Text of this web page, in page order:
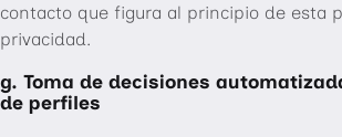
contacto que figura al principio de esta
privacidad.
g. Toma de decisiones
de perfiles